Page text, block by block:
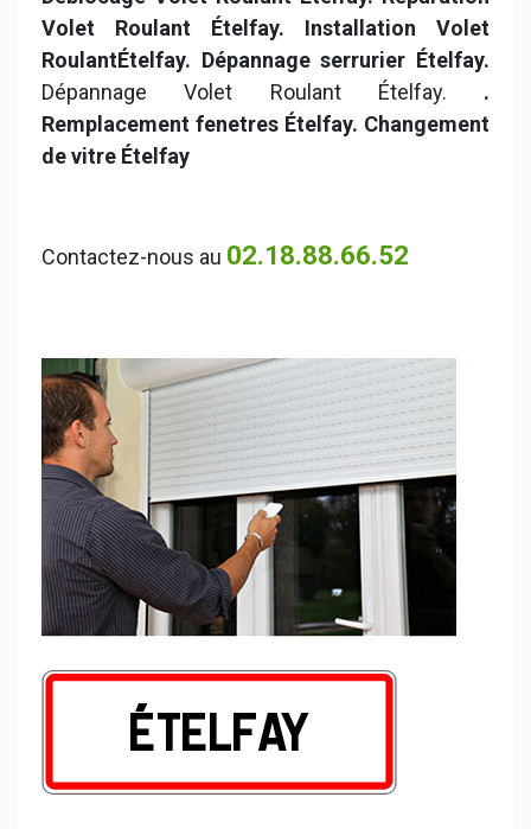
Volet Roulant Ételfay. Installation Volet
RoulantÉtelfay. Dépannage serrurier Ételfay.
Dépannage Volet Roulant Ételfay. .
Remplacement fenetres Ételfay. Changement
de vitre Ételfay
Contactez-nous au 02.18.88.66.52